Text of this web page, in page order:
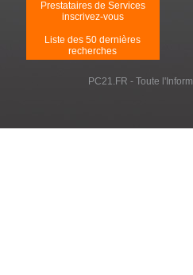
Prestataires de Services
inscrivez-vous
Liste des 50 dernières
recherches
PC21.FR - Toute